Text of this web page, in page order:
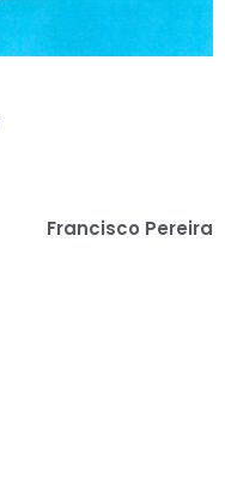
Francisco Pereira